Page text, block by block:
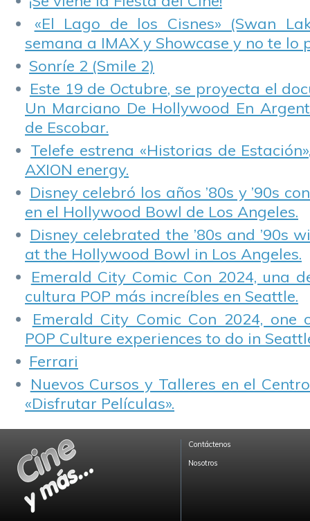
«El Lago de los Cisnes» (Swan
semana a IMAX y Showcase y no te lo
Sonríe 2 (Smile 2)
Este 19 de Octubre, se proyecta el
Un Marciano De Hollywood En
de Escobar.
Telefe estrena «Historias de
AXION energy.
Disney celebró los años ’80s y ’90s
en el Hollywood Bowl de Los Angeles.
Disney celebrated the ’80s and ’90s
at the Hollywood Bowl in Los Angeles.
Emerald City Comic Con 2024, una
cultura POP más increíbles en Seattle.
Emerald City Comic Con 2024,
POP Culture experiences to do in
Ferrari
Nuevos Cursos y Talleres en el
«Disfrutar Películas».
Contáctenos
Nosotros